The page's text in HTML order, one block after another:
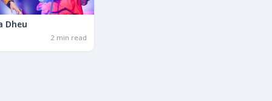
Dheu
2 min read